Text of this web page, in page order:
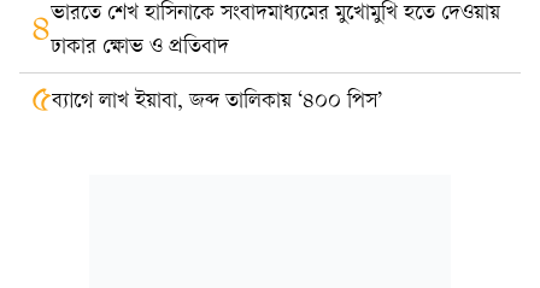
৪ভারতে শেখ হাসিনাকে সংবাদমাধ্যমের মুখোমুখি হতে দেওয়ায়
ঢাকার ক্ষোভ ও প্রতিবাদ
৫ব্যাগে লাখ ইয়াবা, জব্দ তালিকায় ‘৪০০ পিস’